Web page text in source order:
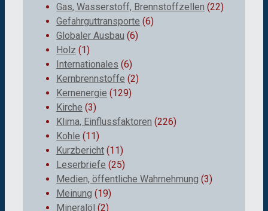
Gas, Wasserstoff, Brennstoffzellen (22)
Gefahrguttransporte (6)
Globaler Ausbau (6)
Holz (1)
Internationales (6)
Kernbrennstoffe (2)
Kernenergie (129)
Kirche (3)
Klima, Einflussfaktoren (226)
Kohle (11)
Kurzbericht (11)
Leserbriefe (25)
Medien, öffentliche Wahrnehmung (3)
Meinung (19)
Mineralöl (2)